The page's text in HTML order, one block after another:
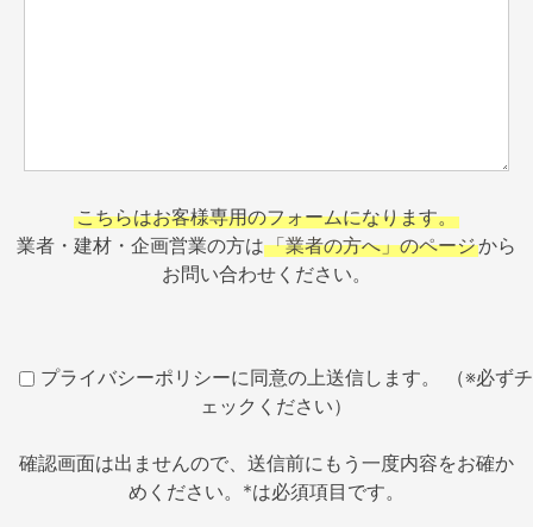
こちらはお客様専用のフォームになります。
業者・建材・企画営業の方は「業者の方へ」のページから
お問い合わせください。
プライバシーポリシーに同意の上送信します。 （※必ずチ
ェックください）
確認画面は出ませんので、送信前にもう一度内容をお確か
めください。*は必須項目です。